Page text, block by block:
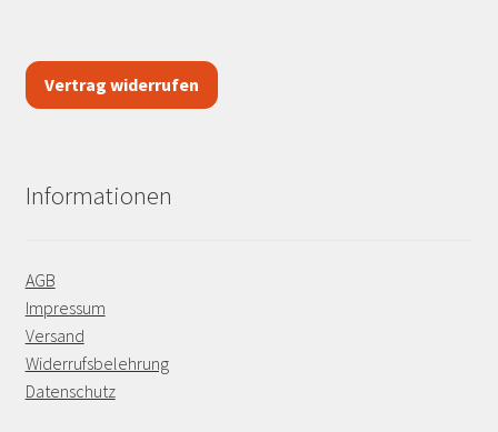
Vertrag widerrufen
Informationen
AGB
Impressum
Versand
Widerrufsbelehrung
Datenschutz